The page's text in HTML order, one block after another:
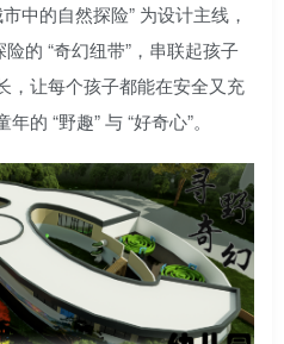
中的自然探险” 为设计主线，
的 “奇幻纽带”，串联起孩子
，让每个孩子都能在安全又充
的 “野趣” 与 “好奇心”。